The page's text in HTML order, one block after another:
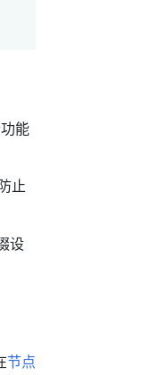
能
止
设
节点